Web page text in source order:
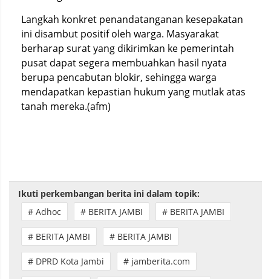
Langkah konkret penandatanganan kesepakatan
ini disambut positif oleh warga. Masyarakat
berharap surat yang dikirimkan ke pemerintah
pusat dapat segera membuahkan hasil nyata
berupa pencabutan blokir, sehingga warga
mendapatkan kepastian hukum yang mutlak atas
tanah mereka.(afm)
Ikuti perkembangan berita ini dalam topik:
# Adhoc
# BERITA JAMBI # BERITA JAMBI
# BERITA JAMBI # BERITA JAMBI
# DPRD Kota Jambi # jamberita.com